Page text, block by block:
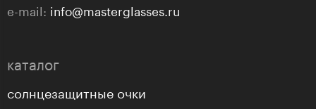
e-mail: info@masterglasses.ru
каталог
солнцезащитные очки